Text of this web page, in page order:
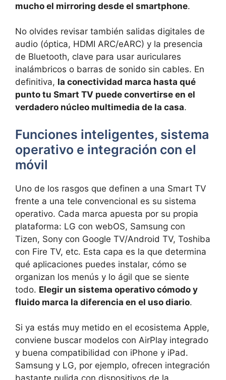
mucho el mirroring desde el smartphone.
No olvides revisar también salidas digitales de
audio (óptica, HDMI ARC/eARC) y la presencia
de Bluetooth, clave para usar auriculares
inalámbricos o barras de sonido sin cables. En
definitiva, la conectividad marca hasta qué
punto tu Smart TV puede convertirse en el
verdadero núcleo multimedia de la casa.
Funciones inteligentes, sistema
operativo e integración con el
móvil
Uno de los rasgos que definen a una Smart TV
frente a una tele convencional es su sistema
operativo. Cada marca apuesta por su propia
plataforma: LG con webOS, Samsung con
Tizen, Sony con Google TV/Android TV, Toshiba
con Fire TV, etc. Esta capa es la que determina
qué aplicaciones puedes instalar, cómo se
organizan los menús y lo ágil que se siente
todo. Elegir un sistema operativo cómodo y
fluido marca la diferencia en el uso diario.
Si ya estás muy metido en el ecosistema Apple,
conviene buscar modelos con AirPlay integrado
y buena compatibilidad con iPhone y iPad.
Samsung y LG, por ejemplo, ofrecen integración